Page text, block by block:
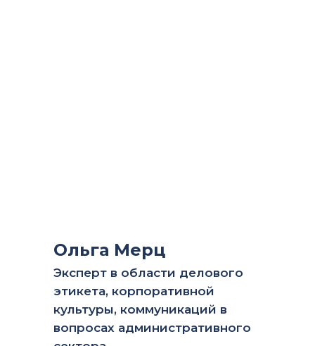
Ольга Мерц
Эксперт в области делового
этикета, корпоративной
культуры, коммуникаций в
вопросах административного